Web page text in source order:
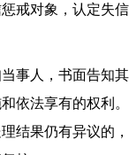
戒对象，认定失信
事人，书面告知其
依法享有的权利。
结果仍有异议的，